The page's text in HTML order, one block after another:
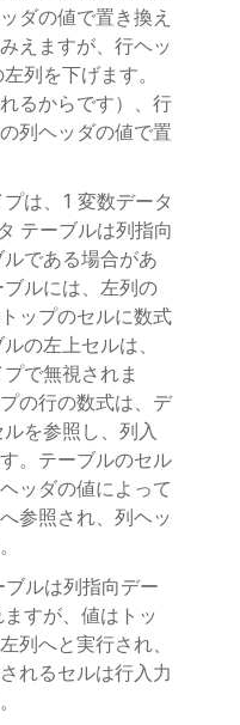
ダの値で置き換え
えますが、行ヘッ
列を下げます。
るからです）、行
列ヘッダの値で置
は、1 変数データ
テーブルは列指向
である場合があ
ルには、左列の
ップのセルに数式
の左上セルは、
で無視されま
の行の数式は、デ
を参照し、列入
。テーブルのセル
ッダの値によって
参照され、列ヘッ
ルは列指向デー
すが、値はトッ
列へと実行され、
れるセルは行入力